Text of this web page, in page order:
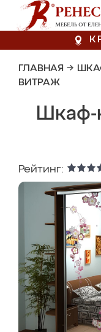
ГЛАВНАЯ →
ВИТРАЖ
Шкаф-
Рейтинг: